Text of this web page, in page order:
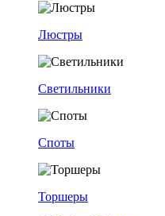
Люстры
Светильники
Споты
Торшеры